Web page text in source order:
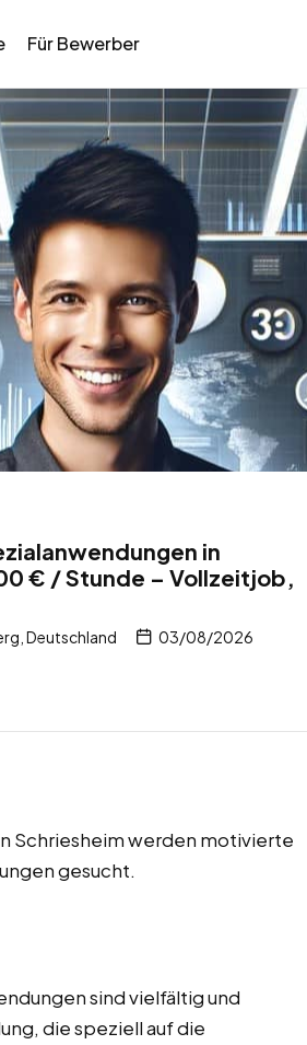
Für Bewerber
in
€ / Stunde – Vollzeitjob,
Deutschland 03/08/2026
Schriesheim werden motivierte
gesucht.
sind vielfältig und
die speziell auf die